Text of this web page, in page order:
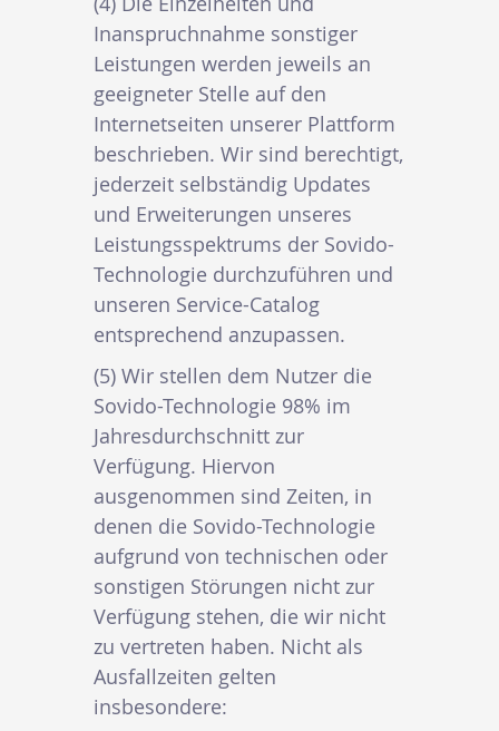
Inanspruchnahme sonstiger
Leistungen werden jeweils an
geeigneter Stelle auf den
Internetseiten unserer Plattform
beschrieben. Wir sind berechtigt,
jederzeit selbständig Updates
und Erweiterungen unseres
Leistungsspektrums der Sovido-
Technologie durchzuführen und
unseren Service-Catalog
entsprechend anzupassen.
(5) Wir stellen dem Nutzer die
Sovido-Technologie 98% im
Jahresdurchschnitt zur
Verfügung. Hiervon
ausgenommen sind Zeiten, in
denen die Sovido-Technologie
aufgrund von technischen oder
sonstigen Störungen nicht zur
Verfügung stehen, die wir nicht
zu vertreten haben. Nicht als
Ausfallzeiten gelten
insbesondere: